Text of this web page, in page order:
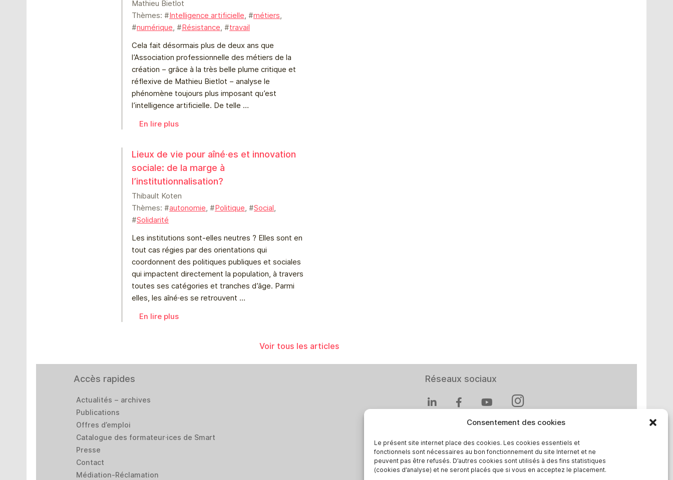
Consentement des cookies
Le présent site internet place des cookies. Les cookies essentiels et
fonctionnels sont nécessaires au bon fonctionnement du site Internet et ne
peuvent pas être refusés. D’autres cookies sont utilisés à des fins statistiques
(cookies d’analyse) et ne seront placés que si vous en acceptez le placement.
Mathieu Bietlot
Thèmes: #Intelligence artificielle, #métiers,
#numérique, #Résistance, #travail
Cela fait désormais plus de deux ans que
l’Association professionnelle des métiers de la
création – grâce à la très belle plume critique et
réflexive de Mathieu Bietlot – analyse le
phénomène toujours plus imposant qu’est
l’intelligence artificielle. De telle …
En lire plus
Lieux de vie pour aîné⸱es et innovation
sociale: de la marge à
l’institutionnalisation?
Thibault Koten
Thèmes: #autonomie, #Politique, #Social,
#Solidarité
Les institutions sont-elles neutres ? Elles sont en
tout cas régies par des orientations qui
coordonnent des politiques publiques et sociales
qui impactent directement la population, à travers
toutes ses catégories et tranches d’âge. Parmi
elles, les aîné⸱es se retrouvent …
En lire plus
Voir tous les articles
Accès rapides
Actualités – archives
Publications
Offres d’emploi
Catalogue des formateur·ices de Smart
Presse
Contact
Médiation-Réclamation
Réseaux sociaux
Smart en Europe
Deutschland